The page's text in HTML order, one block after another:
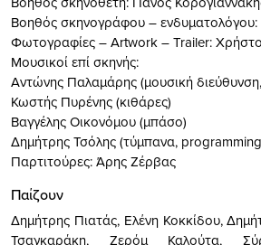
Βοηθός σκηνογράφου – ενδυματολόγου:
Φωτογραφίες – Artwork – Trailer:
Μουσικοί επί σκηνής:
Αντώνης Παλαμάρης (μουσική
Κωστής Πυρένης (κιθάρες)
Βαγγέλης Οικονόμου (μπάσο)
Δημήτρης Τσόλης (τύμπανα,
Παρτιτούρες: Άρης Ζέρβας
Παίζουν
Δημήτρης Πιατάς, Ελένη Κοκκίδου,
Τσαγκαράκη, Ζερόμ Καλούτα,